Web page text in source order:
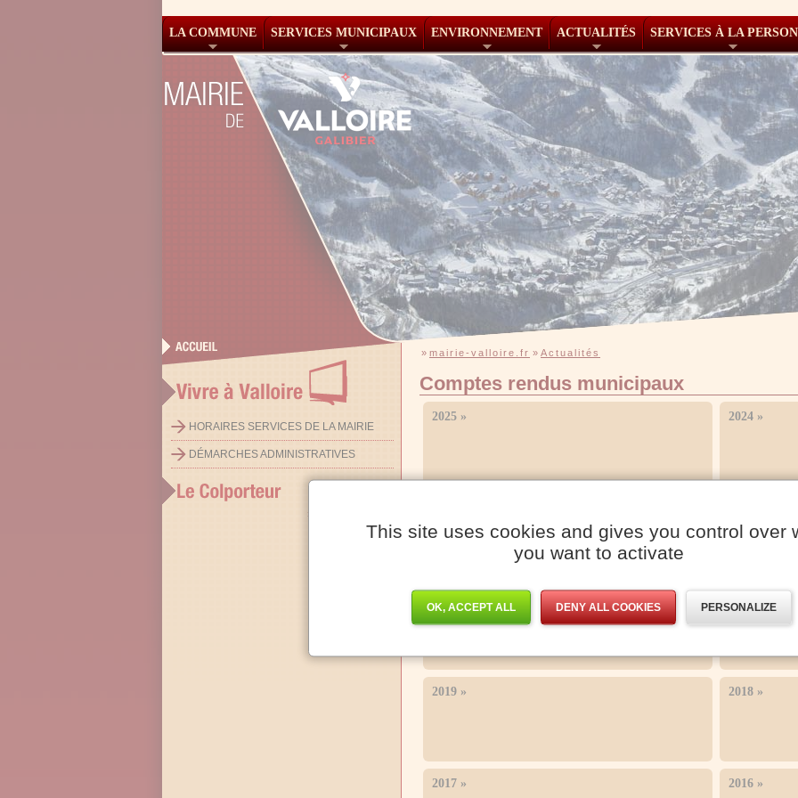
LA COMMUNE SERVICES MUNICIPAUX ENVIRONNEMENT ACTUALITÉS SERVICES À LA
HORAIRES SERVICES DE LA MAIRIE
DÉMARCHES ADMINISTRATIVES
»
» mairie-valloire.fr » Actualités
Comptes rendus municipaux
2025 » 2024 »
2021 » 2020 »
2019 » 2018 »
2017 » 2016 »
This site uses cookies and gives you control over
you want to activate
OK, ACCEPT ALL DENY ALL COOKIES PERSONALIZE